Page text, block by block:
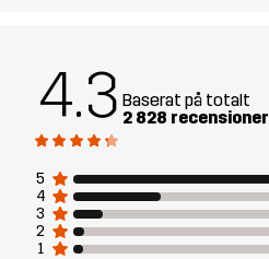
Artikelnummer 10580_2001
4.3 Baserat på totalt
2 828 recensioner
5
4
3
2
1